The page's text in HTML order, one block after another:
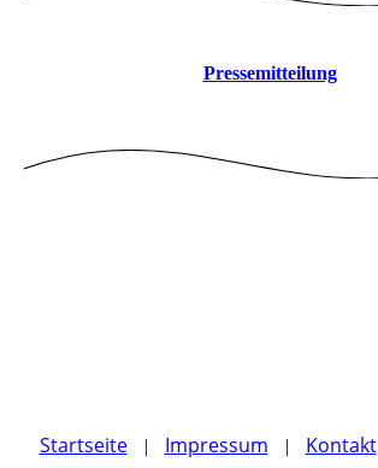
Pressemitteilung
Startseite | Impressum | Kontakt